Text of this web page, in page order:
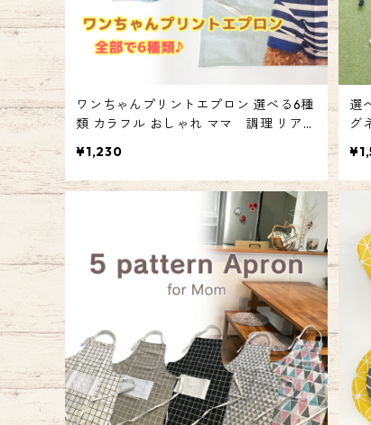
ワンちゃんプリントエプロン 選べる6種
類 カラフル おしゃれ ママ 調理 リアル
アン トイプードル ジャックラッセルテ
リア ダックスフント ビーグル emilystyl
¥1,230
選
グ
貨
yle